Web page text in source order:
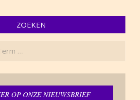
ZOEKEN
OP ONZE NIEUWSBRIEF